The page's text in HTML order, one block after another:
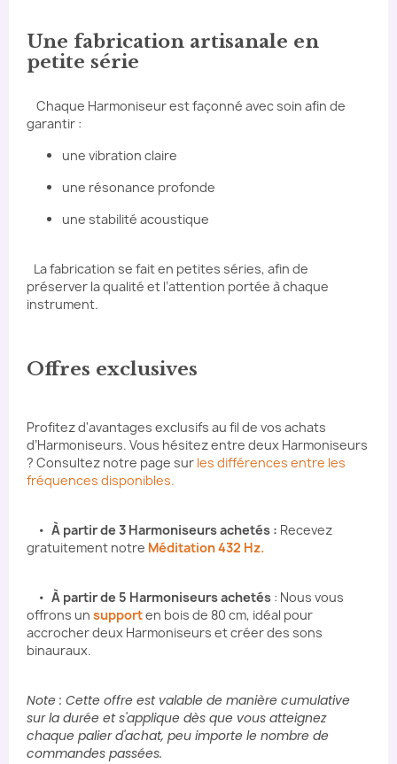
Une fabrication artisanale en
petite série
Chaque Harmoniseur est façonné avec soin afin de
garantir :
une vibration claire
une résonance profonde
une stabilité acoustique
La fabrication se fait en petites séries, afin de
préserver la qualité et l’attention portée à chaque
instrument.
Offres exclusives
Profitez d'avantages exclusifs au fil de vos achats
d’Harmoniseurs. Vous hésitez entre deux Harmoniseurs
? Consultez notre page sur les différences entre les
fréquences disponibles.
• À partir de 3 Harmoniseurs achetés : Recevez
gratuitement notre Méditation 432 Hz.
• À partir de 5 Harmoniseurs achetés : Nous vous
offrons un supporten bois de 80 cm, idéal pour
accrocher deux Harmoniseurs et créer des sons
binauraux.
Note : Cette offre est valable de manière cumulative
sur la durée et s'applique dès que vous atteignez
chaque palier d'achat, peu importe le nombre de
commandes passées.